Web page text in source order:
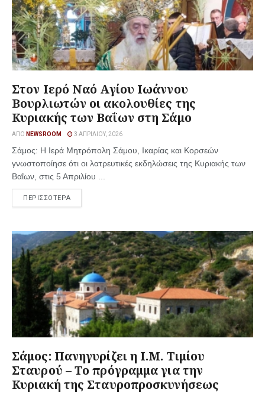
Στον Ιερό Ναό Αγίου Ιωάννου
Βουρλιωτών οι ακολουθίες της
Κυριακής των Βαΐων στη Σάμο
ΑΠΌ NEWSROOM 3 ΑΠΡΙΛΊΟΥ, 2026
Σάμος: Η Ιερά Μητρόπολη Σάμου, Ικαρίας και Κορσεών
γνωστοποίησε ότι οι λατρευτικές εκδηλώσεις της Κυριακής των
Βαΐων, στις 5 Απριλίου ...
ΠΕΡΙΣΣΟΤΕΡΑ
Σάμος: Πανηγυρίζει η Ι.Μ. Τιμίου
Σταυρού – Το πρόγραμμα για την
Κυριακή της Σταυροπροσκυνήσεως